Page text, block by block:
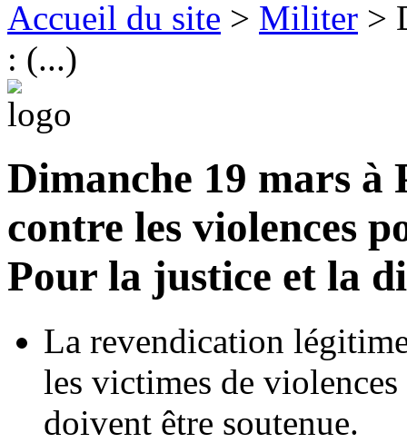
Accueil du site > Militer >
: (...)
Dimanche 19 mars
contre les violences
Pour la justice et la
La revendication
les victimes de
doivent être soutenue.